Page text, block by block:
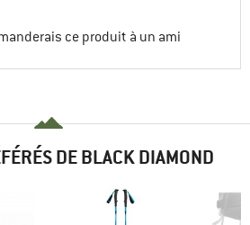
ce produit à un ami
DE BLACK DIAMOND